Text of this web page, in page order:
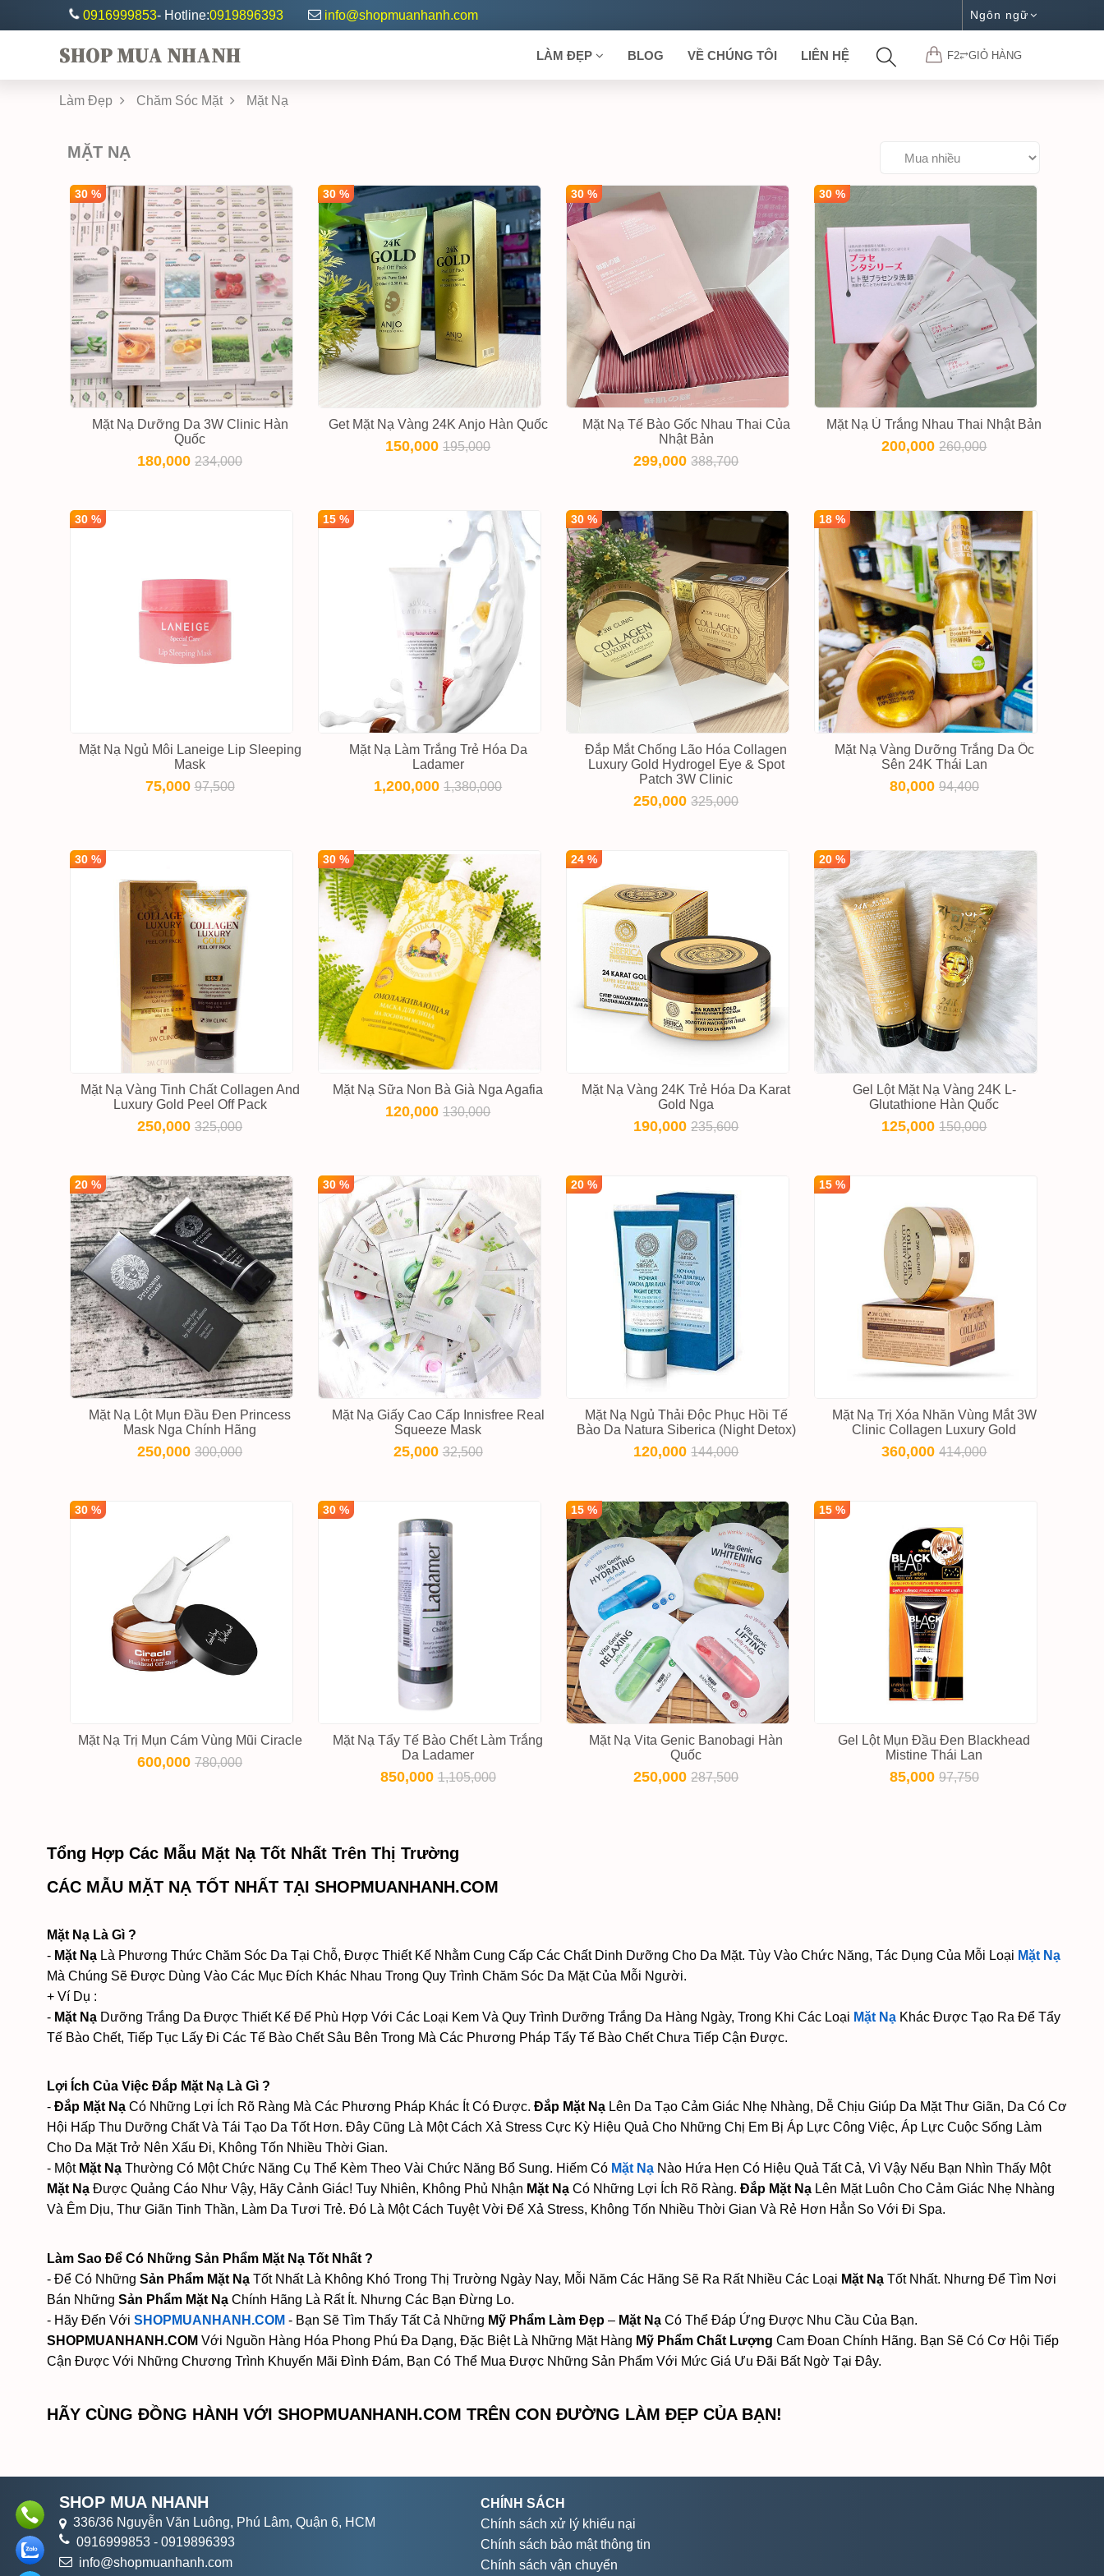
0916999853- Hotline:0919896393 info@shopmuanhanh.com Ngôn ngữ
SHOP MUA NHANH F2⥂GIỎ HÀNG
LÀM ĐẸP BLOG VỀ CHÚNG TÔI LIÊN HỆ
Làm Đẹp Chăm Sóc Mặt Mặt Nạ
MẶT NẠ
30 %
Mặt Nạ Dưỡng Da 3W Clinic Hàn
Quốc
180,000234,000
30 %
Get Mặt Nạ Vàng 24K Anjo Hàn Quốc
150,000195,000
30 %
Mặt Nạ Tế Bào Gốc Nhau Thai Của
Nhật Bản
299,000388,700
30 %
Mặt Nạ Ủ Trắng Nhau Thai Nhật Bản
200,000260,000
30 %
Mặt Nạ Ngủ Môi Laneige Lip Sleeping
Mask
75,00097,500
15 %
Mặt Nạ Làm Trắng Trẻ Hóa Da
Ladamer
1,200,0001,380,000
30 %
Đắp Mắt Chống Lão Hóa Collagen
Luxury Gold Hydrogel Eye & Spot
Patch 3W Clinic
250,000325,000
18 %
Mặt Nạ Vàng Dưỡng Trắng Da Ốc
Sên 24K Thái Lan
80,000 94,400
30 %
Mặt Nạ Vàng Tinh Chất Collagen And
Luxury Gold Peel Off Pack
250,000325,000
30 %
Mặt Nạ Sữa Non Bà Già Nga Agafia
120,000130,000
24 %
Mặt Nạ Vàng 24K Trẻ Hóa Da Karat
Gold Nga
190,000235,600
20 %
Gel Lột Mặt Nạ Vàng 24K L-
Glutathione Hàn Quốc
125,000150,000
20 %
Mặt Nạ Lột Mụn Đầu Đen Princess
Mask Nga Chính Hãng
250,000300,000
30 %
Mặt Nạ Giấy Cao Cấp Innisfree Real
Squeeze Mask
25,000 32,500
20 %
Mặt Nạ Ngủ Thải Độc Phục Hồi Tế
Bào Da Natura Siberica (Night Detox)
120,000144,000
15 %
Mặt Nạ Trị Xóa Nhăn Vùng Mắt 3W
Clinic Collagen Luxury Gold
360,000414,000
30 %
Mặt Nạ Trị Mụn Cám Vùng Mũi Ciracle
600,000780,000
30 %
Mặt Nạ Tẩy Tế Bào Chết Làm Trắng
Da Ladamer
850,000 1,105,000
15 %
Mặt Nạ Vita Genic Banobagi Hàn
Quốc
250,000287,500
15 %
Gel Lột Mụn Đầu Đen Blackhead
Mistine Thái Lan
85,000 97,750
Tổng Hợp Các Mẫu Mặt Nạ Tốt Nhất Trên Thị Trường
CÁC MẪU MẶT NẠ TỐT NHẤT TẠI SHOPMUANHANH.COM
Mặt Nạ Là Gì ?
- Mặt Nạ Là Phương Thức Chăm Sóc Da Tại Chỗ, Được Thiết Kế Nhằm Cung Cấp Các Chất Dinh Dưỡng Cho Da Mặt. Tùy Vào Chức Năng, Tác Dụng Của Mỗi Loại Mặt Nạ
Mà Chúng Sẽ Được Dùng Vào Các Mục Đích Khác Nhau Trong Quy Trình Chăm Sóc Da Mặt Của Mỗi Người.
+ Ví Dụ :
- Mặt Nạ Dưỡng Trắng Da Được Thiết Kế Để Phù Hợp Với Các Loại Kem Và Quy Trình Dưỡng Trắng Da Hàng Ngày, Trong Khi Các Loại Mặt Nạ Khác Được Tạo Ra Để Tẩy
Tế Bào Chết, Tiếp Tục Lấy Đi Các Tế Bào Chết Sâu Bên Trong Mà Các Phương Pháp Tẩy Tế Bào Chết Chưa Tiếp Cận Được.
Lợi Ích Của Việc Đắp Mặt Nạ Là Gì ?
- Đắp Mặt Nạ Có Những Lợi Ích Rõ Ràng Mà Các Phương Pháp Khác Ít Có Được. Đắp Mặt Nạ Lên Da Tạo Cảm Giác Nhẹ Nhàng, Dễ Chịu Giúp Da Mặt Thư Giãn, Da Có Cơ
Hội Hấp Thu Dưỡng Chất Và Tái Tạo Da Tốt Hơn. Đây Cũng Là Một Cách Xả Stress Cực Kỳ Hiệu Quả Cho Những Chị Em Bị Áp Lực Công Việc, Áp Lực Cuộc Sống Làm
Cho Da Mặt Trở Nên Xấu Đi, Không Tốn Nhiều Thời Gian.
- Một Mặt Nạ Thường Có Một Chức Năng Cụ Thể Kèm Theo Vài Chức Năng Bổ Sung. Hiếm Có Mặt Nạ Nào Hứa Hẹn Có Hiệu Quả Tất Cả, Vì Vậy Nếu Bạn Nhìn Thấy Một
Mặt Nạ Được Quảng Cáo Như Vậy, Hãy Cảnh Giác! Tuy Nhiên, Không Phủ Nhận Mặt Nạ Có Những Lợi Ích Rõ Ràng. Đắp Mặt Nạ Lên Mặt Luôn Cho Cảm Giác Nhẹ Nhàng
Và Êm Dịu, Thư Giãn Tinh Thần, Làm Da Tươi Trẻ. Đó Là Một Cách Tuyệt Vời Để Xả Stress, Không Tốn Nhiều Thời Gian Và Rẻ Hơn Hẳn So Với Đi Spa.
Làm Sao Để Có Những Sản Phẩm Mặt Nạ Tốt Nhất ?
- Để Có Những Sản Phẩm Mặt Nạ Tốt Nhất Là Không Khó Trong Thị Trường Ngày Nay, Mỗi Năm Các Hãng Sẽ Ra Rất Nhiều Các Loại Mặt Nạ Tốt Nhất. Nhưng Để Tìm Nơi
Bán Những Sản Phẩm Mặt Nạ Chính Hãng Là Rất Ít. Nhưng Các Bạn Đừng Lo.
- Hãy Đến Với SHOPMUANHANH.COM - Bạn Sẽ Tìm Thấy Tất Cả Những Mỹ Phẩm Làm Đẹp – Mặt Nạ Có Thể Đáp Ứng Được Nhu Cầu Của Bạn.
SHOPMUANHANH.COM Với Nguồn Hàng Hóa Phong Phú Đa Dạng, Đặc Biệt Là Những Mặt Hàng Mỹ Phẩm Chất Lượng Cam Đoan Chính Hãng. Bạn Sẽ Có Cơ Hội Tiếp
Cận Được Với Những Chương Trình Khuyến Mãi Đình Đám, Bạn Có Thể Mua Được Những Sản Phẩm Với Mức Giá Ưu Đãi Bất Ngờ Tại Đây.
HÃY CÙNG ĐỒNG HÀNH VỚI SHOPMUANHANH.COM TRÊN CON ĐƯỜNG LÀM ĐẸP CỦA BẠN!
SHOP MUA NHANH
336/36 Nguyễn Văn Luông, Phú Lâm, Quận 6, HCM
0916999853 - 0919896393
info@shopmuanhanh.com
CHÍNH SÁCH
Chính sách xử lý khiếu nại
Chính sách bảo mật thông tin
Chính sách vận chuyển